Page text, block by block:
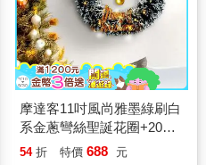
摩達客11吋風尚雅墨綠刷白
系金蔥彎絲聖誕花圈+20燈
LED暖白光燈串
54 折 特價 688 元